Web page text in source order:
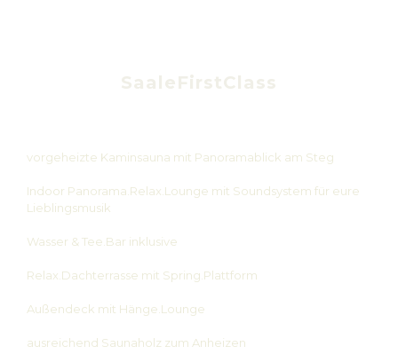
SaaleFirstClass
vorgeheizte Kaminsauna mit Panoramablick am Steg
Indoor Panorama.Relax.Lounge mit Soundsystem für eure
Lieblingsmusik
Wasser & Tee.Bar inklusive
Relax.Dachterrasse mit Spring.Plattform
Außendeck mit Hänge.Lounge
ausreichend Saunaholz zum Anheizen